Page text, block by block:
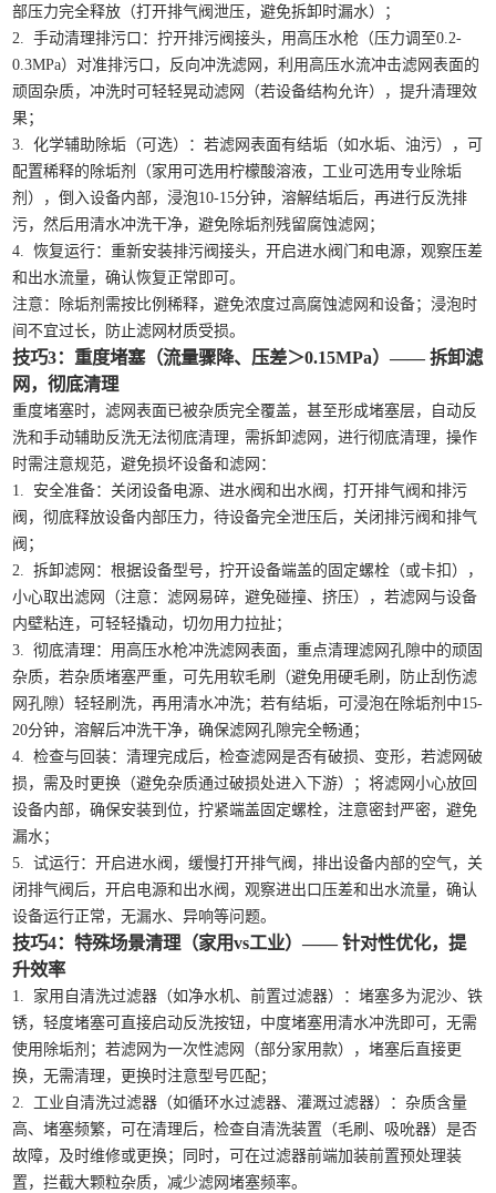
部压力完全释放（打开排气阀泄压，避免拆卸时漏水）；
2. 手动清理排污口：拧开排污阀接头，用高压水枪（压力调至0.2-
0.3MPa）对准排污口，反向冲洗滤网，利用高压水流冲击滤网表面的
顽固杂质，冲洗时可轻轻晃动滤网（若设备结构允许），提升清理效
果；
3. 化学辅助除垢（可选）：若滤网表面有结垢（如水垢、油污），可
配置稀释的除垢剂（家用可选用柠檬酸溶液，工业可选用专业除垢
剂），倒入设备内部，浸泡10-15分钟，溶解结垢后，再进行反洗排
污，然后用清水冲洗干净，避免除垢剂残留腐蚀滤网；
4. 恢复运行：重新安装排污阀接头，开启进水阀门和电源，观察压差
和出水流量，确认恢复正常即可。
注意：除垢剂需按比例稀释，避免浓度过高腐蚀滤网和设备；浸泡时
间不宜过长，防止滤网材质受损。
技巧3：重度堵塞（流量骤降、压差＞0.15MPa）—— 拆卸滤
网，彻底清理
重度堵塞时，滤网表面已被杂质完全覆盖，甚至形成堵塞层，自动反
洗和手动辅助反洗无法彻底清理，需拆卸滤网，进行彻底清理，操作
时需注意规范，避免损坏设备和滤网：
1. 安全准备：关闭设备电源、进水阀和出水阀，打开排气阀和排污
阀，彻底释放设备内部压力，待设备完全泄压后，关闭排污阀和排气
阀；
2. 拆卸滤网：根据设备型号，拧开设备端盖的固定螺栓（或卡扣），
小心取出滤网（注意：滤网易碎，避免碰撞、挤压），若滤网与设备
内壁粘连，可轻轻撬动，切勿用力拉扯；
3. 彻底清理：用高压水枪冲洗滤网表面，重点清理滤网孔隙中的顽固
杂质，若杂质堵塞严重，可先用软毛刷（避免用硬毛刷，防止刮伤滤
网孔隙）轻轻刷洗，再用清水冲洗；若有结垢，可浸泡在除垢剂中15-
20分钟，溶解后冲洗干净，确保滤网孔隙完全畅通；
4. 检查与回装：清理完成后，检查滤网是否有破损、变形，若滤网破
损，需及时更换（避免杂质通过破损处进入下游）；将滤网小心放回
设备内部，确保安装到位，拧紧端盖固定螺栓，注意密封严密，避免
漏水；
5. 试运行：开启进水阀，缓慢打开排气阀，排出设备内部的空气，关
闭排气阀后，开启电源和出水阀，观察进出口压差和出水流量，确认
设备运行正常，无漏水、异响等问题。
技巧4：特殊场景清理（家用vs工业）—— 针对性优化，提
升效率
1. 家用自清洗过滤器（如净水机、前置过滤器）：堵塞多为泥沙、铁
锈，轻度堵塞可直接启动反洗按钮，中度堵塞用清水冲洗即可，无需
使用除垢剂；若滤网为一次性滤网（部分家用款），堵塞后直接更
换，无需清理，更换时注意型号匹配；
2. 工业自清洗过滤器（如循环水过滤器、灌溉过滤器）：杂质含量
高、堵塞频繁，可在清理后，检查自清洗装置（毛刷、吸吮器）是否
故障，及时维修或更换；同时，可在过滤器前端加装前置预处理装
置，拦截大颗粒杂质，减少滤网堵塞频率。